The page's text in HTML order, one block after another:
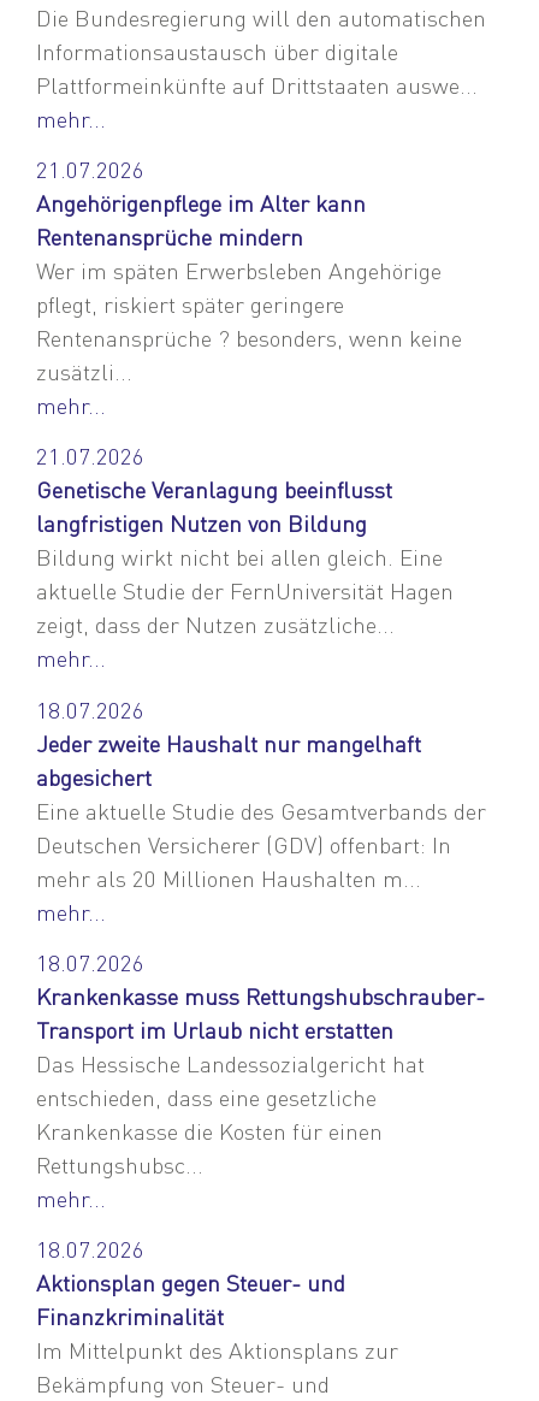
Die Bundesregierung will den automatischen
Informationsaustausch über digitale
Plattformeinkünfte auf Drittstaaten auswe...
mehr...
21.07.2026
Angehörigenpflege im Alter kann
Rentenansprüche mindern
Wer im späten Erwerbsleben Angehörige
pflegt, riskiert später geringere
Rentenansprüche ? besonders, wenn keine
zusätzli...
mehr...
21.07.2026
Genetische Veranlagung beeinflusst
langfristigen Nutzen von Bildung
Bildung wirkt nicht bei allen gleich. Eine
aktuelle Studie der FernUniversität Hagen
zeigt, dass der Nutzen zusätzliche...
mehr...
18.07.2026
Jeder zweite Haushalt nur mangelhaft
abgesichert
Eine aktuelle Studie des Gesamtverbands der
Deutschen Versicherer (GDV) offenbart: In
mehr als 20 Millionen Haushalten m...
mehr...
18.07.2026
Krankenkasse muss Rettungshubschrauber-
Transport im Urlaub nicht erstatten
Das Hessische Landessozialgericht hat
entschieden, dass eine gesetzliche
Krankenkasse die Kosten für einen
Rettungshubsc...
mehr...
18.07.2026
Aktionsplan gegen Steuer- und
Finanzkriminalität
Im Mittelpunkt des Aktionsplans zur
Bekämpfung von Steuer- und